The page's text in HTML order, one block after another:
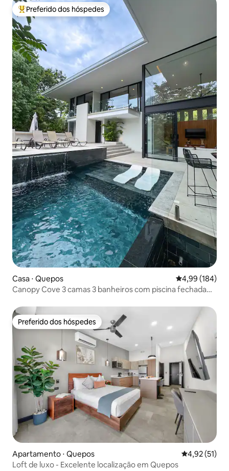
Entre os melhores preferidos dos hóspedes
Preferido dos hóspedes
Casa ⋅ Quepos 4,99 de uma
4,99 (184)
Canopy Cove 3 camas 3 banheiros com piscina fechada
Preferido dos hóspedes
Preferido dos hóspedes
Apartamento ⋅ Quepos 4,92 de uma
4,92 (51)
Loft de luxo - Excelente localização em Quepos